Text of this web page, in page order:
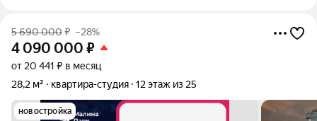
5 690 000₽ –28%
4 090 000 ₽
от 20 441 ₽ в месяц
28,2 м²
квартира-студия 12 этаж из 25
новостройка